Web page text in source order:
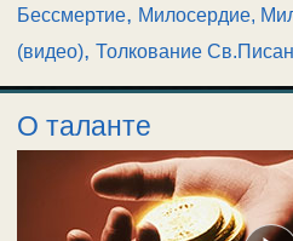
Бессмертие, Милосердие,
(видео), Толкование
О таланте